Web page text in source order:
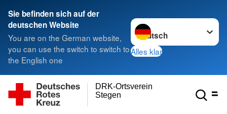
Sie befinden sich auf der
deutschen Website
You are on the German website,
you can use the switch to switch to
the English one
Sprache wechseln zu
Alles klar
Stegen
DRK-Ortsverein